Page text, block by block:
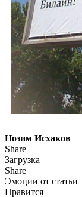
Нозим Исхаков
Share
Загрузка
Share
Эмоции от статьи
Нравится